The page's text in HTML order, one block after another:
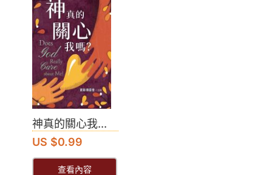
神真的關心我...
US $0.99
查看內容